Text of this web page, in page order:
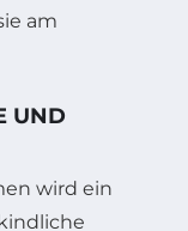
am
UND
wird ein